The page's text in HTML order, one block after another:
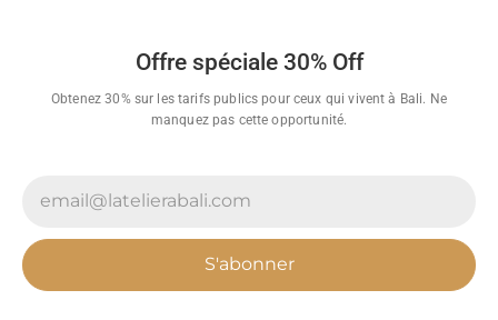
Offre spéciale 30% Off
Obtenez 30% sur les tarifs publics pour ceux qui vivent à Bali. Ne
manquez pas cette opportunité.
S'abonner